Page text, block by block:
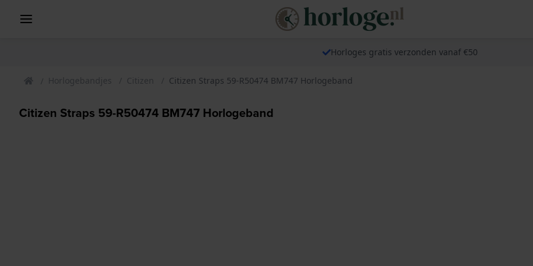
Horloges gratis verzonden vanaf €50
Horlogebandjes Citizen Citizen Straps 59-R50474 BM747 Horlogeband
Citizen Straps 59-R50474 BM747 Horlogeband